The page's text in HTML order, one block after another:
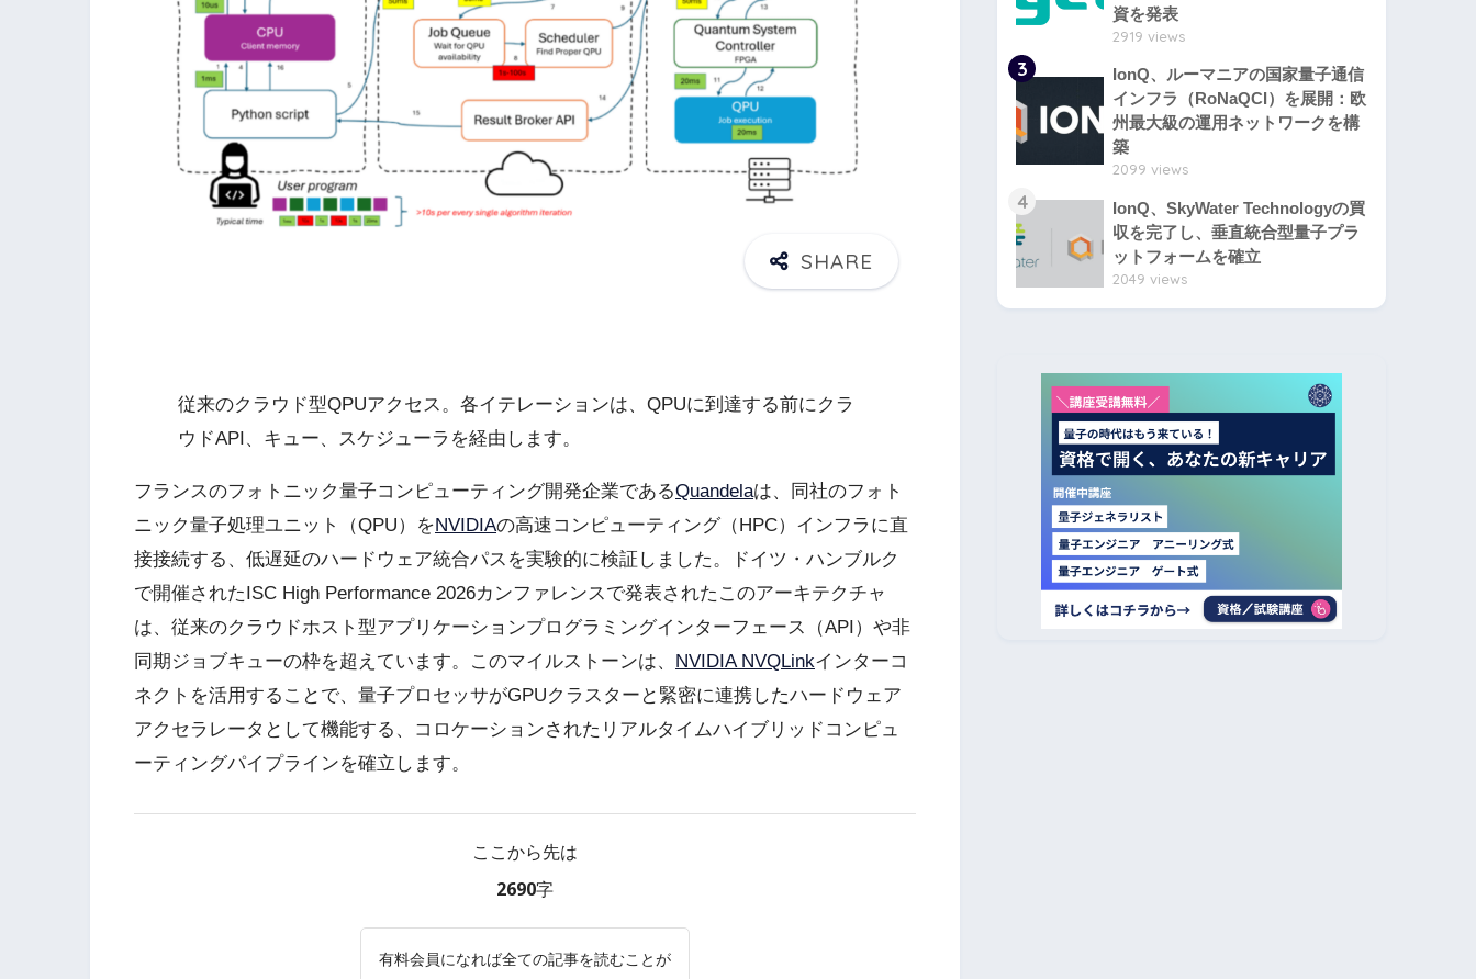
従来のクラウド型QPUアクセス。各イテレーションは、QPUに到達する前にクラ
ウドAPI、キュー、スケジューラを経由します。
フランスのフォトニック量子コンピューティング開発企業であるQuandelaは、同社のフォト
ニック量子処理ユニット（QPU）をNVIDIAの高速コンピューティング（HPC）インフラに直
接接続する、低遅延のハードウェア統合パスを実験的に検証しました。ドイツ・ハンブルク
で開催されたISC High Performance 2026カンファレンスで発表されたこのアーキテクチャ
は、従来のクラウドホスト型アプリケーションプログラミングインターフェース（API）や非
同期ジョブキューの枠を超えています。このマイルストーンは、
NVIDIA NVQLinkインターコ
ネクトを活用することで、量子プロセッサがGPUクラスターと緊密に連携したハードウェア
アクセラレータとして機能する、コロケーションされたリアルタイムハイブリッドコンピュ
ーティングパイプラインを確立します。
ここから先は
2690字
有料会員になれば全ての記事を読むことが
資を発表
2919 views
3
IonQ、ルーマニアの国家量子通信
インフラ（RoNaQCI）を展開：欧
州最大級の運用ネットワークを構
築
2099 views
4
IonQ、SkyWater Technologyの買
収を完了し、垂直統合型量子プラ
ットフォームを確立
2049 views